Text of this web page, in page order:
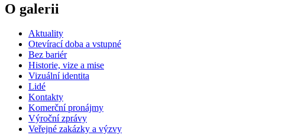
O galerii
Aktuality
Otevírací doba a vstupné
Bez bariér
Historie, vize a mise
Vizuální identita
Lidé
Kontakty
Komerční pronájmy
Výroční zprávy
Veřejné zakázky a výzvy